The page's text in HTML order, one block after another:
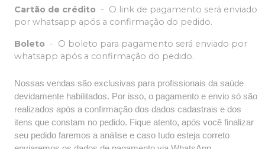
Cartão de crédito - O link de pagamento será enviado
por whatsapp após a confirmação do pedido.
Boleto - O boleto para pagamento será enviado por
whatsapp após a confirmação do pedido.
Nossas vendas são exclusivas para profissionais da saúde
devidamente habilitados. Por isso, o pagamento e envio só são
realizados após a confirmação dos dados cadastrais e dos
itens que constam no pedido. Fique atento, após você finalizar
seu pedido faremos a análise e caso tudo esteja correto